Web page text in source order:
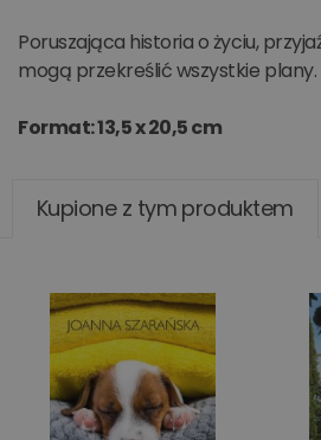
Poruszająca historia o życiu,
mogą przekreślić wszystkie plany.
Format: 13,5 x 20,5 cm
Kupione z tym produktem